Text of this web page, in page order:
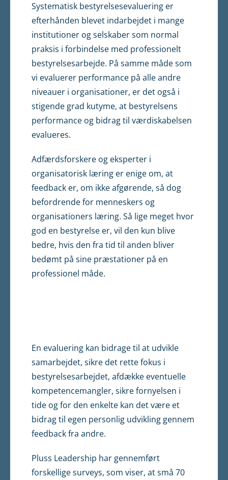
Systematisk bestyrelsesevaluering er
efterhånden blevet indarbejdet i mange
institutioner og selskaber som normal
praksis i forbindelse med professionelt
bestyrelsesarbejde. På samme måde som
vi evaluerer performance på alle andre
niveauer i organisationer, er det også i
stigende grad kutyme, at bestyrelsens
performance og bidrag til værdiskabelsen
evalueres.
Adfærdsforskere og eksperter i
organisatorisk læring er enige om, at
feedback er, om ikke afgørende, så dog
befordrende for menneskers og
organisationers læring. Så lige meget hvor
god en bestyrelse er, vil den kun blive
bedre, hvis den fra tid til anden bliver
bedømt på sine præstationer på en
professionel måde.
En evaluering kan bidrage til at udvikle
samarbejdet, sikre det rette fokus i
bestyrelsesarbejdet, afdække eventuelle
kompetencemangler, sikre fornyelsen i
tide og for den enkelte kan det være et
bidrag til egen personlig udvikling gennem
feedback fra andre.
Pluss Leadership har gennemført
forskellige surveys, som viser, at små 70